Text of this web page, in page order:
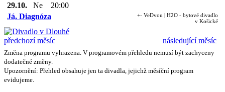
29.10. Ne
20:00
Já, Diagnóza
+- VeDvou | H2O - bytové divadlo
v Košické
předchozí měsíc následující měsíc
Změna programu vyhrazena. V programovém přehledu nemusí být zachyceny
dodatečné změny.
Upozornění: Přehled obsahuje jen ta divadla, jejichž měsíční program
evidujeme.